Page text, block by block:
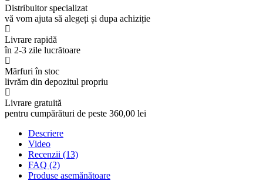
Distribuitor specializat
vă vom ajuta să alegeți și dupa achiziție
Livrare rapidă
în 2-3 zile lucrătoare
Mărfuri în stoc
livrăm din depozitul propriu
Livrare gratuită
pentru cumpărături de peste 360,00 lei
Descriere
Video
Recenzii (13)
FAQ (2)
Produse asemănătoare